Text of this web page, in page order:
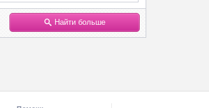
Найти больше